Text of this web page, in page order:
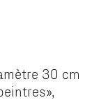
30 cm